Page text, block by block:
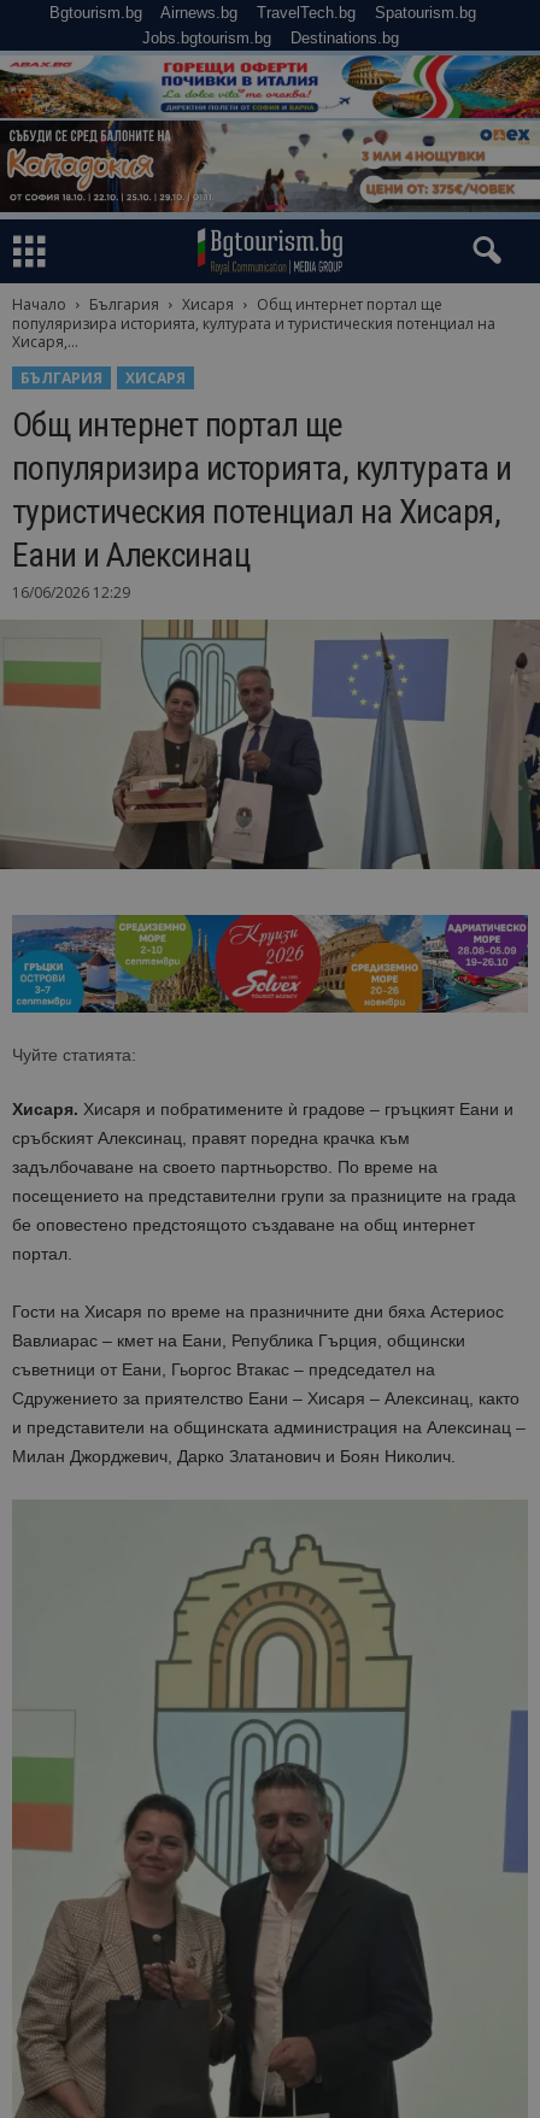
Bgtourism.bg Airnews.bg TravelTech.bg
Spatourism.bg
Jobs.bgtourism.bg
Destinations.bg
Начало България Хисаря
Общ интернет портал ще
популяризира историята, културата и туристическия потенциал на
Хисаря,...
БЪЛГАРИЯ
ХИСАРЯ
Общ интернет портал ще
популяризира историята, културата и
туристическия потенциал на Хисаря,
Еани и Алексинац
16/06/2026 12:29
Чуйте статията:
Хисаря. Хисаря и побратимените ѝ градове – гръцкият Еани и
сръбският Алексинац, правят поредна крачка към
задълбочаване на своето партньорство. По време на
посещението на представителни групи за празниците на града
бе оповестено предстоящото създаване на общ интернет
портал.
Гости на Хисаря по време на празничните дни бяха Астериос
Вавлиарас – кмет на Еани, Република Гърция, общински
съветници от Еани, Гьоргос Втакас – председател на
Сдружението за приятелство Еани – Хисаря – Алексинац, както
и представители на общинската администрация на Алексинац –
Милан Джорджевич, Дарко Златанович и Боян Николич.